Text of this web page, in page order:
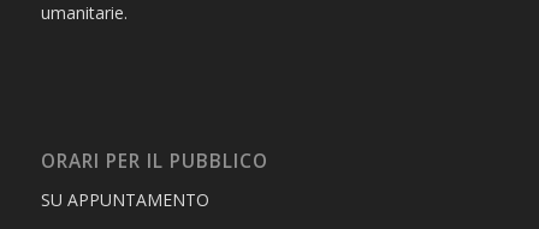
umanitarie.
ORARI PER IL PUBBLICO
SU APPUNTAMENTO